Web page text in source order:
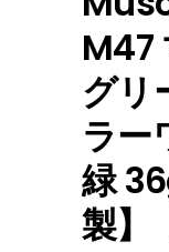
M47
グリ
ラー
緑
製】